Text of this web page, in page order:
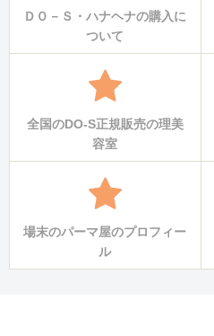
ＤＯ－Ｓ・ハナヘナの購入に
ついて
全国のDO-S正規販売の理美
容室
場末のパーマ屋のプロフィー
ル